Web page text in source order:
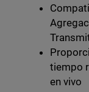
tiempo
en vivo